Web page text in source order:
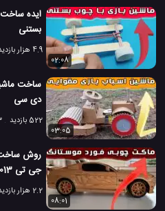
ایده
بستنی
4.9 هزار بازدید
02:08
ساخت
دی سی
522 بازدید
3
03:05
روش
جی تی 2013
2.2 هزار بازدید
08:01